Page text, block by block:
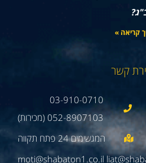
קריאה »
קשר
03-910-0710
052-8907103 (מכירות)
moti@shabaton1.co.il